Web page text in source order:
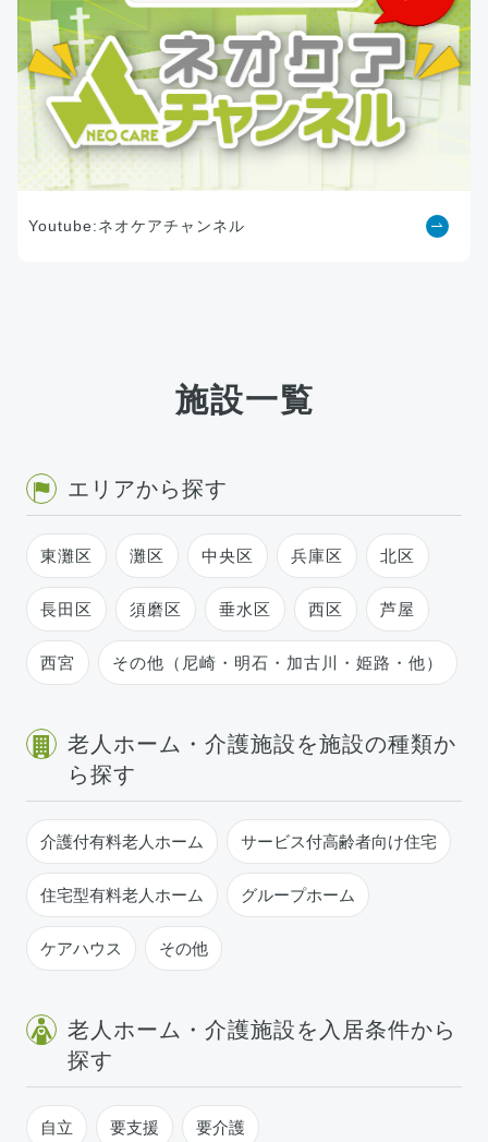
Youtube:ネオケアチャンネル
施設一覧
エリアから探す
東灘区 灘区 中央区 兵庫区 北区
長田区 須磨区 垂水区 西区 芦屋
西宮 その他（尼崎・明石・加古川・姫路・他）
老人ホーム・介護施設を施設の種類か
ら探す
介護付有料老人ホーム サービス付高齢者向け住宅
住宅型有料老人ホーム グループホーム
ケアハウス その他
老人ホーム・介護施設を入居条件から
探す
自立 要支援 要介護